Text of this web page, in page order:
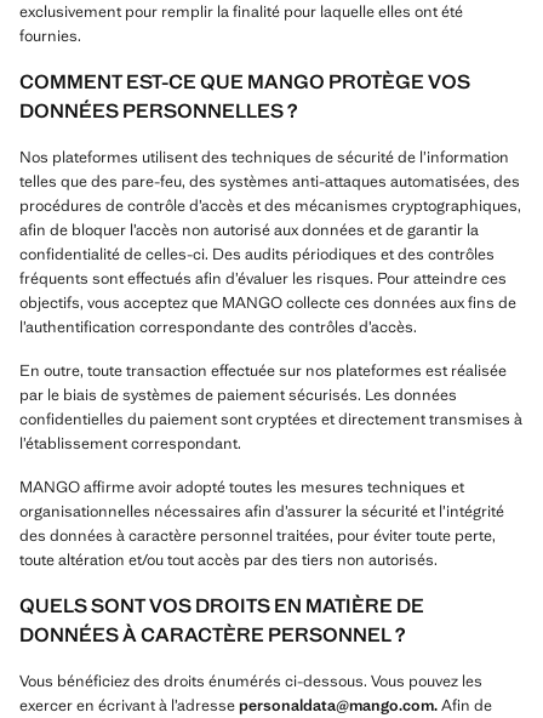
exclusivement pour remplir la finalité pour laquelle elles ont été
fournies.
COMMENT EST-CE QUE MANGO PROTÈGE VOS
DONNÉES PERSONNELLES ?
Nos plateformes utilisent des techniques de sécurité de l’information
telles que des pare-feu, des systèmes anti-attaques automatisées, des
procédures de contrôle d’accès et des mécanismes cryptographiques,
afin de bloquer l’accès non autorisé aux données et de garantir la
confidentialité de celles-ci. Des audits périodiques et des contrôles
fréquents sont effectués afin d’évaluer les risques. Pour atteindre ces
objectifs, vous acceptez que MANGO collecte ces données aux fins de
l’authentification correspondante des contrôles d’accès.
En outre, toute transaction effectuée sur nos plateformes est réalisée
par le biais de systèmes de paiement sécurisés. Les données
confidentielles du paiement sont cryptées et directement transmises à
l’établissement correspondant.
MANGO affirme avoir adopté toutes les mesures techniques et
organisationnelles nécessaires afin d’assurer la sécurité et l’intégrité
des données à caractère personnel traitées, pour éviter toute perte,
toute altération et/ou tout accès par des tiers non autorisés.
QUELS SONT VOS DROITS EN MATIÈRE DE
DONNÉES À CARACTÈRE PERSONNEL ?
Vous bénéficiez des droits énumérés ci-dessous. Vous pouvez les
exercer en écrivant à l’adressepersonaldata@mango.com.Afin de